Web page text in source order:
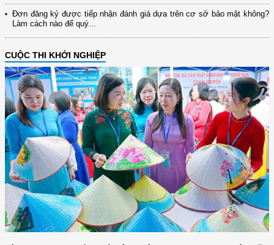
Đơn đăng ký được tiếp nhận đánh giá dựa trên cơ sở bảo mật không?
Làm cách nào để quý...
CUỘC THI KHỞI NGHIỆP